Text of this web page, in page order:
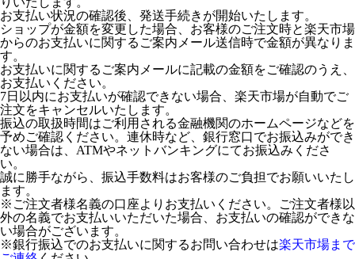
お支払い状況の確認後、発送手続きが開始いたします。
ショップが金額を変更した場合、お客様のご注文時と楽天市場
からのお支払いに関するご案内メール送信時で金額が異なりま
す。
お支払いに関するご案内メールに記載の金額をご確認のうえ、
お支払いください。
7日以内にお支払いが確認できない場合、楽天市場が自動でご
注文をキャンセルいたします。
振込の取扱時間はご利用される金融機関のホームページなどを
予めご確認ください。連休時など、銀行窓口でお振込みができ
ない場合は、ATMやネットバンキングにてお振込みくださ
い。
誠に勝手ながら、振込手数料はお客様のご負担でお願いいたし
ます。
※ご注文者様名義の口座よりお支払いください。ご注文者様以
外の名義でお支払いいただいた場合、お支払いの確認ができな
い場合がございます。
※銀行振込でのお支払いに関するお問い合わせは楽天市場まで